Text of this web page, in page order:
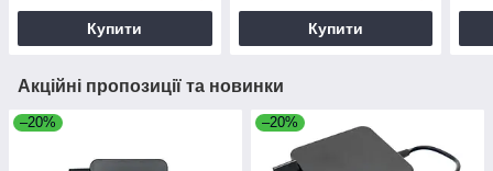
Купити Купити
Акційні пропозиції та новинки
–20% –20%